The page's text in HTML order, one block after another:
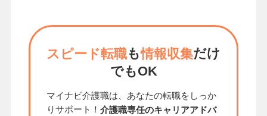
スピード転職も情報収集だけ
でもOK
マイナビ介護職は、あなたの転職をしっか
りサポート！ 介護職専任のキャリアアドバ